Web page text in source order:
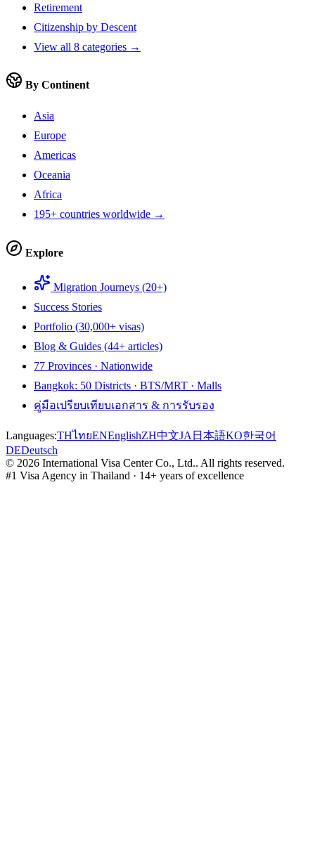
Retirement
Citizenship by Descent
View all 8 categories →
By Continent
Asia
Europe
Americas
Oceania
Africa
195+ countries worldwide →
Explore
Migration Journeys (20+)
Success Stories
Portfolio (30,000+ visas)
Blog & Guides (44+ articles)
77 Provinces · Nationwide
Bangkok: 50 Districts · BTS/MRT · Malls
คู่มือเปรียบเทียบเอกสาร & การรับรอง
Languages:THไทยENEnglishZH中文JA 日本語KO한국어
DEDeutsch
© 2026 International Visa Center Co., Ltd.. All rights reserved.
#1 Visa Agency in Thailand · 14+ years of excellence